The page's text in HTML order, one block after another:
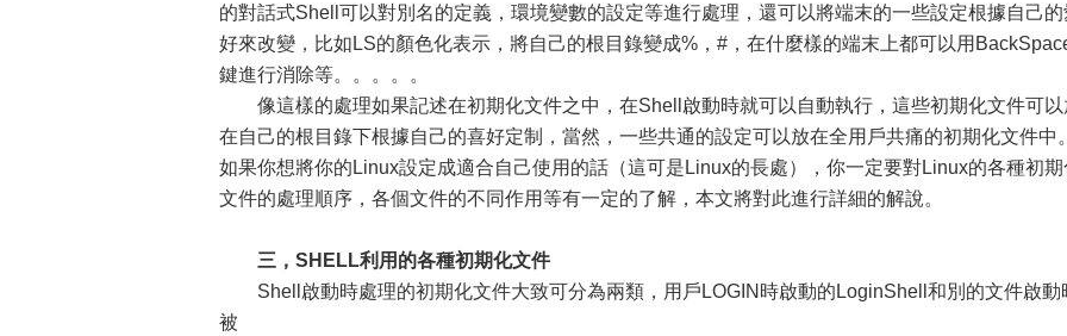
的對話式Shell可以對別名的定義，環境變數的設定等進行處理，還可以將端末的一些設定根據自己的
好來改變，比如LS的顏色化表示，將自己的根目錄變成%，#，在什麼樣的端末上都可以用
鍵進行消除等。。。。。
像這樣的處理如果記述在初期化文件之中，在Shell啟動時就可以自動執行，這些初期化文件可以
在自己的根目錄下根據自己的喜好定制，當然，一些共通的設定可以放在全用戶共痛的初期化文件中。
如果你想將你的Linux設定成適合自己使用的話（這可是Linux的長處），你一定要對Linux的各種初期
文件的處理順序，各個文件的不同作用等有一定的了解，本文將對此進行詳細的解說。
三，SHELL利用的各種初期化文件
Shell啟動時處理的初期化文件大致可分為兩類，用戶LOGIN時啟動的LoginShell和別的文件啟動
被